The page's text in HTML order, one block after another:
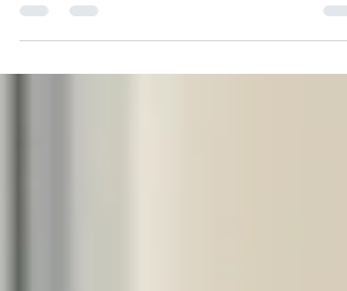
Třebíči na ulici Kpt. Jaroše se rozhodli
zakoupit nezbytné vybavení pro prodejnu